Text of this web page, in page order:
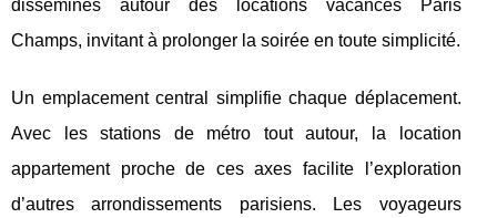
disséminés autour des locations vacances Paris
Champs, invitant à prolonger la soirée en toute simplicité.
Un emplacement central simplifie chaque déplacement.
Avec les stations de métro tout autour, la location
appartement proche de ces axes facilite l’exploration
d’autres arrondissements parisiens. Les voyageurs